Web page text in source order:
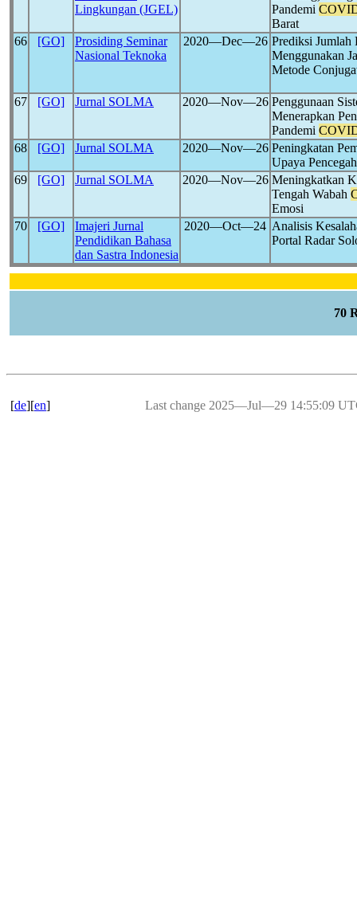
Lingkungan (JGEL)
Pandemi
Barat
66
[GO]
Prosiding Seminar
Nasional Teknoka
2020―Dec―26 Prediksi Jumlah
Menggunakan
Metode
67 [GO] Jurnal SOLMA 2020―Nov―26 Penggunaan
Menerapkan
Pandemi
68
[GO] Jurnal SOLMA 2020―Nov―26 Peningkatan
Upaya
69
[GO] Jurnal SOLMA 2020―Nov―26 Meningkatkan
Tengah Wabah
Emosi
70
[GO]
Imajeri Jurnal
Pendidikan Bahasa
dan Sastra Indonesia
2020―Oct―24 Analisis
Portal Radar
70
[de][en] Last change 2025―Jul―29 14:55:09